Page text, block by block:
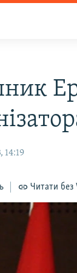
14:19
Читати без